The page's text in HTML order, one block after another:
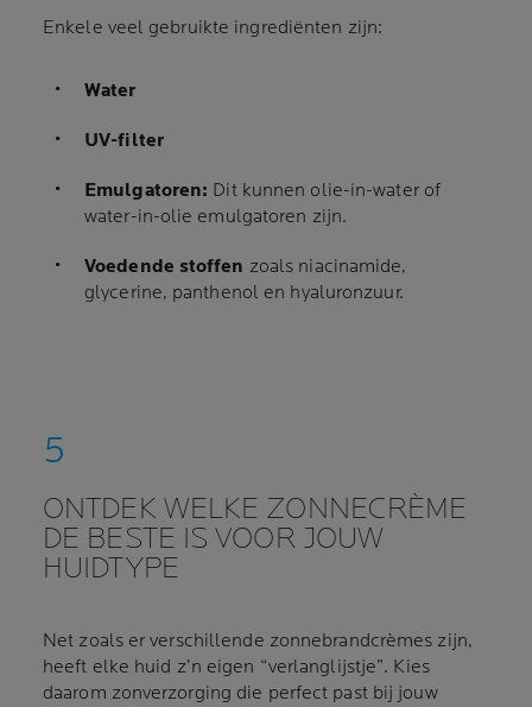
Enkele veel gebruikte ingrediënten zijn:
Water
UV-filter
Emulgatoren: Dit kunnen olie-in-water of
water-in-olie emulgatoren zijn.
Voedende stoffen zoals niacinamide,
glycerine, panthenol en hyaluronzuur.
ONTDEK WELKE ZONNECRÈME
DE BESTE IS VOOR JOUW
HUIDTYPE
Net zoals er verschillende zonnebrandcrèmes zijn,
heeft elke huid z’n eigen “verlanglijstje”. Kies
daarom zonverzorging die perfect past bij jouw